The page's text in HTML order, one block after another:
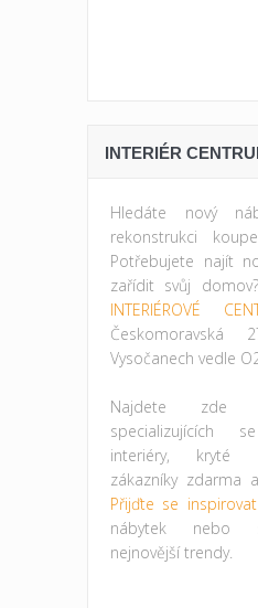
INTERIÉR
Hledáte nový
rekonstrukci
Potřebujete najít
zařídit svůj
INTERIÉROVÉ
Vysočanech vedle
Najdete zde
specializujících
interiéry, kryté
zákazníky zdarma
Přijďte se inspirovat
nábytek nebo
nejnovější trendy.